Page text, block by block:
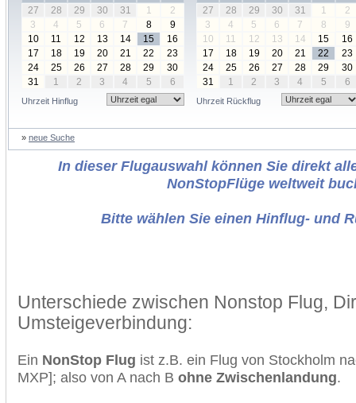
27 28 29 30 31 1
2
3
4 5 6 7 8
9
10
11 12 13 14 15
16
17
18 19 20 21 22
23
24
25 26 27 28 29
30
31
1 2 3 4 5 6
Uhrzeit Hinflug
27 28 29 30 31 1
2
3
4 5 6 7 8
9
10
11 12 13 14 15
16
17
18 19 20 21 22
23
24
25 26 27 28 29
30
31
1 2 3 4 5 6
Uhrzeit Rückflug
» neue Suche
In dieser Flugauswahl können Sie direkt
NonStopFlüge weltweit
Bitte wählen Sie einen Hinflug- und
Unterschiede zwischen Nonstop Flug,
Umsteigeverbindung:
Ein NonStop Flug ist z.B. ein Flug von Stockholm
MXP]; also von A nach B ohne Zwischenlandung.